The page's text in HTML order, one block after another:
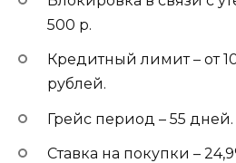
500 р.
Кредитный лимит – от
рублей.
Грейс период – 55 дней.
Ставка на покупки –